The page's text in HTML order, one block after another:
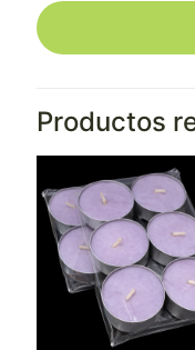
Productos